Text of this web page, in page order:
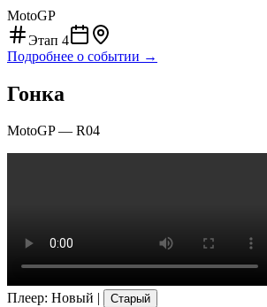
MotoGP
Этап 4
Подробнее о событии →
Гонка
MotoGP— R04
Плеер: Новый | Старый